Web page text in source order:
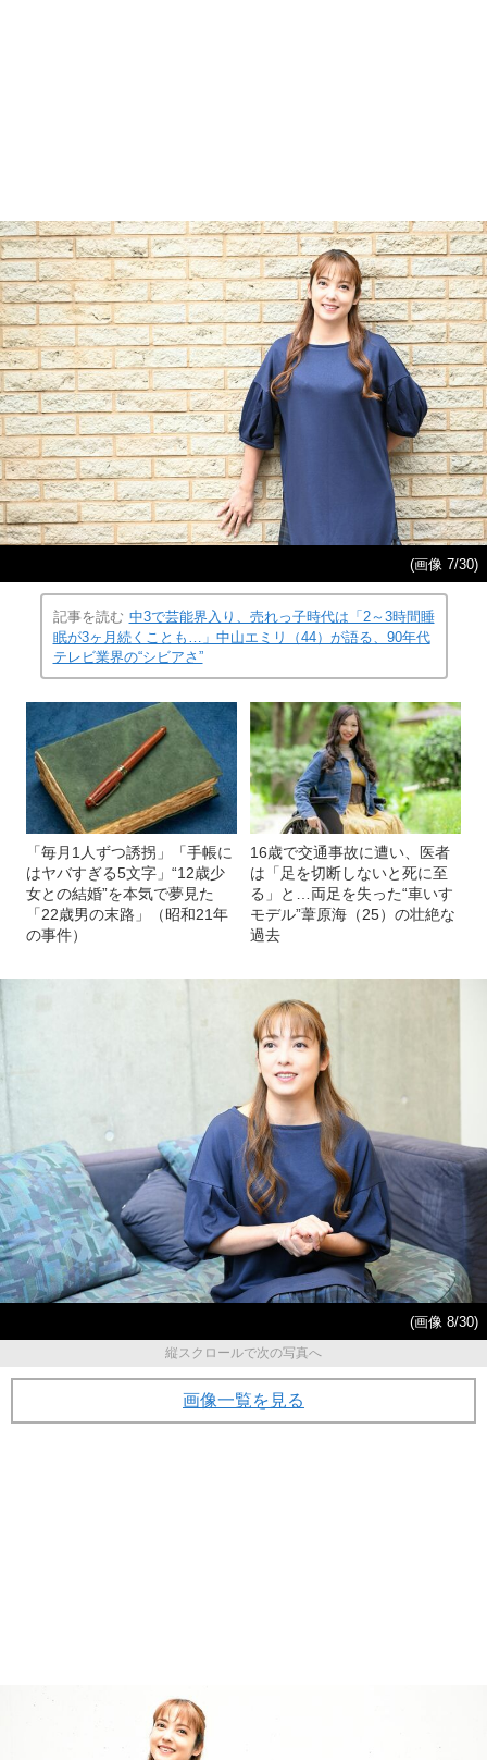
(画像 7/30)
記事を読む 中3で芸能界入り、売れっ子時代は「2～3時間睡
眠が3ヶ月続くことも…」中山エミリ（44）が語る、90年代
テレビ業界の“シビアさ”
「毎月1人ずつ誘拐」「手帳に
はヤバすぎる5文字」“12歳少
女との結婚”を本気で夢見た
「22歳男の末路」（昭和21年
の事件）
16歳で交通事故に遭い、医者
は「足を切断しないと死に至
る」と…両足を失った“車いす
モデル”葦原海（25）の壮絶な
過去
(画像 8/30)
縦スクロールで次の写真へ
画像一覧を見る